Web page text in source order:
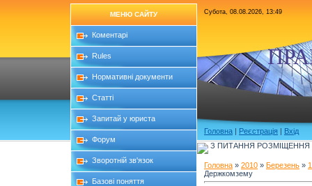
МЕНЮ САЙТУ
Коментарі
Rules
Нормативні документи
Статті
Запитай у юриста
Форум
Зворотній зв'язок
Базові поняття
Субота, 08.08.2026, 13:49
Головна | Реєстрація | Вхід
З ПИТАННЯ РОЗМІЩЕННЯ
Головна » 2010 » Березень »
Держкомзему